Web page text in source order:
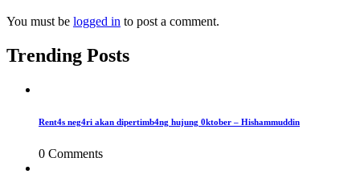
You must be logged in to post a comment.
Trending Posts
Rent4s neg4ri akan dipertimb4ng hujung 0ktober – Hishammuddin
0 Comments